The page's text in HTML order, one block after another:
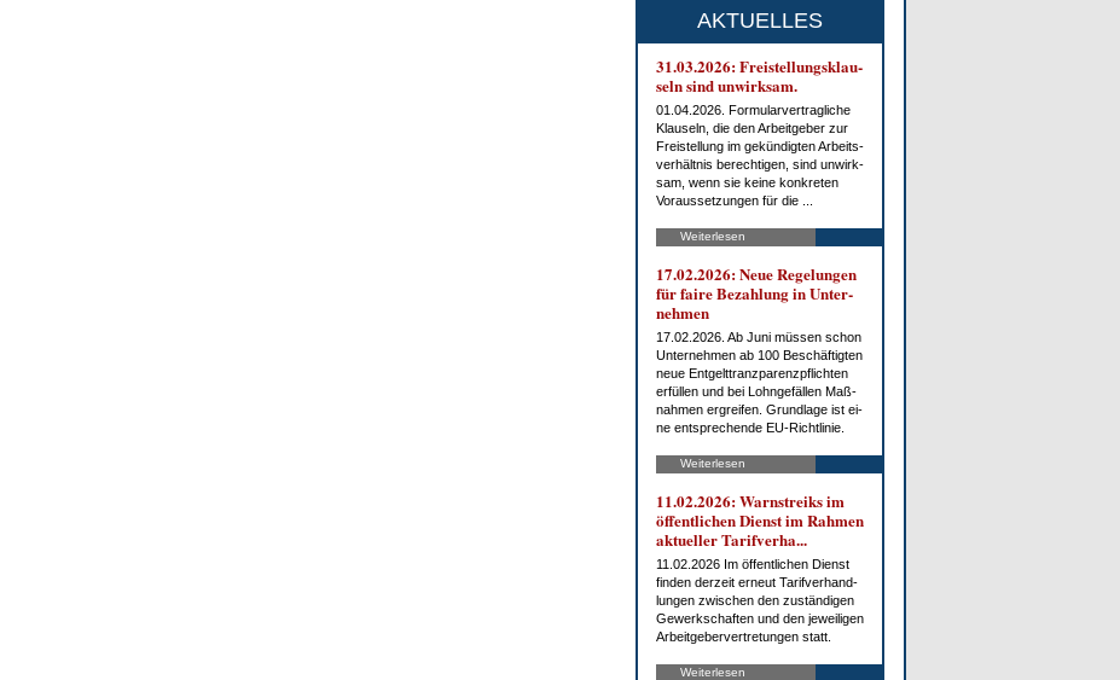
AKTUELLES
31.03.2026: Frei­stel­lungs­klau­
seln sind un­wirk­sam.
01.04.2026. For­mu­lar­ver­trag­li­che
Klau­seln, die den Ar­beit­ge­ber zur
Frei­stel­lung im ge­kün­dig­ten Ar­beits­
ver­hält­nis be­rech­ti­gen, sind un­wirk­
sam, wenn sie kei­ne kon­kre­ten
Vor­aus­set­zun­gen für die ...
Weiterlesen
17.02.2026: Neue Re­ge­lun­gen
für fai­re Be­zah­lung in Un­ter­
neh­men
17.02.2026. Ab Ju­ni müs­sen schon
Un­ter­neh­men ab 100 Be­schäf­tig­ten
neue Ent­gelt­tranz­pa­renz­pflich­ten
er­fül­len und bei Lohn­ge­fäl­len Maß­
nah­men er­grei­fen. Grund­la­ge ist ei­
ne ent­spre­chen­de EU-Richt­li­nie.
Weiterlesen
11.02.2026: Warn­streiks im
öf­fent­li­chen Dienst im Rah­men
ak­tu­el­ler Ta­rif­ver­ha...
11.02.2026 Im öf­fent­li­chen Dienst
fin­den der­zeit er­neut Ta­rif­ver­hand­
lun­gen zwi­schen den zu­stän­di­gen
Ge­werk­schaf­ten und den je­wei­li­gen
Ar­beit­ge­ber­ver­tre­tun­gen statt.
Weiterlesen